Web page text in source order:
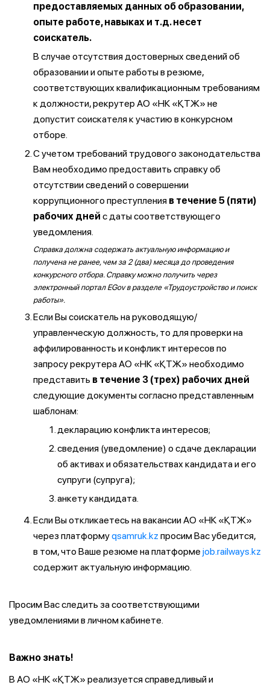
предоставляемых данных об образовании,
опыте работе, навыках и т.д. несет
соискатель.
В случае отсутствия достоверных сведений об
образовании и опыте работы в резюме,
соответствующих квалификационным требованиям
к должности, рекрутер АО «НК «ҚТЖ» не
допустит соискателя к участию в конкурсном
отборе.
С учетом требований трудового законодательства
Вам необходимо предоставить справку об
отсутствии сведений о совершении
коррупционного преступления в течение 5 (пяти)
рабочих дней с даты соответствующего
уведомления.
Справка должна содержать актуальную информацию и
получена не ранее, чем за 2 (два) месяца до проведения
конкурсного отбора. Справку можно получить через
электронный портал EGov в разделе «Трудоустройство и поиск
работы».
Если Вы соискатель на руководящую/
управленческую должность, то для проверки на
аффилированность и конфликт интересов по
запросу рекрутера АО «НК «ҚТЖ» необходимо
представить в течение 3 (трех) рабочих дней
следующие документы согласно представленным
шаблонам:
декларацию конфликта интересов;
сведения (уведомление) о сдаче декларации
об активах и обязательствах кандидата и его
супруги (супруга);
анкету кандидата.
Если Вы откликаетесь на вакансии АО «НК «ҚТЖ»
через платформуqsamruk.kz просим Вас убедится,
в том, что Ваше резюме на платформе job.railways.kz
содержит актуальную информацию.
Просим Вас следить за соответствующими
уведомлениями в личном кабинете.
Важно знать!
В АО «НК «ҚТЖ» реализуется справедливый и